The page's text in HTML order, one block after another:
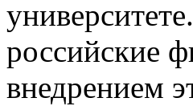
российские
внедрением